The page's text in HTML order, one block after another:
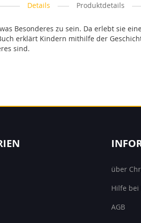
Details
Besonderes zu sein. Da erlebt sie
erklärt Kindern mithilfe der
sind.
Produktdetails
über
Hilfe bei
AGB